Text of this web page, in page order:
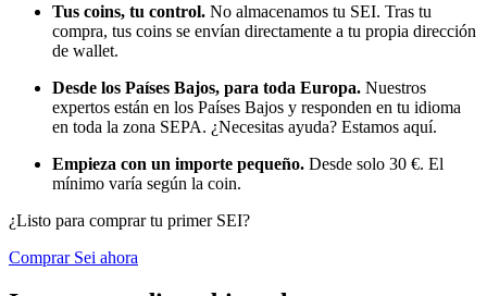
Tus coins, tu control. No almacenamos tu SEI. Tras tu
compra, tus coins se envían directamente a tu propia dirección
de wallet.
Desde los Países Bajos, para toda Europa. Nuestros
expertos están en los Países Bajos y responden en tu idioma
en toda la zona SEPA. ¿Necesitas ayuda? Estamos aquí.
Empieza con un importe pequeño. Desde solo 30 €. El
mínimo varía según la coin.
¿Listo para comprar tu primer SEI?
Comprar Sei ahora